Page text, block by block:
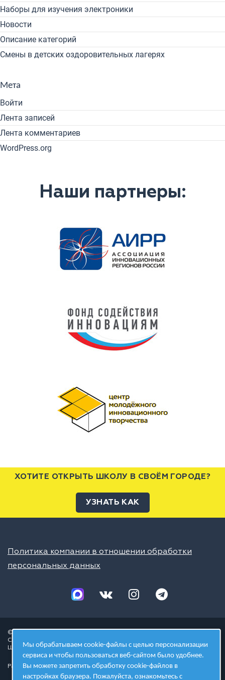
Наборы для изучения электроники
Новости
Описание категорий
Смены в детских оздоровительных лагерях
Мета
Войти
Лента записей
Лента комментариев
WordPress.org
Наши партнеры:
ХОТИТЕ ОТКРЫТЬ ШКОЛУ В СВОЁМ ГОРОДЕ?
УЗНАТЬ КАК
Политика компании в отношении обработки
персональных данных
© 2026 ШЦТ
Сеть центров молодёжного инновационного творчества
Школа цифровых технологий
Разработано в студии
Мы обрабатываем cookie-файлы с целью персонализации
сервиса и чтобы пользоваться веб-сайтом было удобнее.
Вы можете запретить обработку cookie-файлов в
настройках браузера. Пожалуйста, ознакомьтесь с